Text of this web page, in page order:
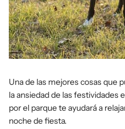
Una de las mejores cosas que
la ansiedad de las festividades
por el parque te ayudará a
noche de fiesta.